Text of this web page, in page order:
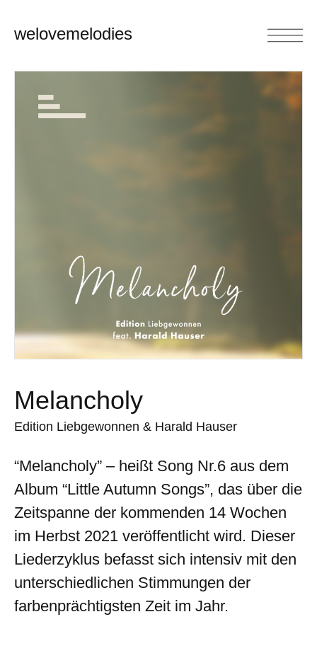
welovemelodies
Melancholy
Edition Liebgewonnen & Harald Hauser
“Melancholy” – heißt Song Nr.6 aus dem
Album “Little Autumn Songs”, das über die
Zeitspanne der kommenden 14 Wochen
im Herbst 2021 veröffentlicht wird. Dieser
Liederzyklus befasst sich intensiv mit den
unterschiedlichen Stimmungen der
farbenprächtigsten Zeit im Jahr.